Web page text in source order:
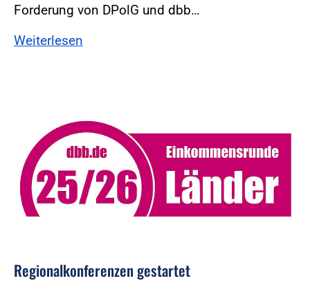
Forderung von DPolG und dbb…
Weiterlesen
Regionalkonferenzen gestartet